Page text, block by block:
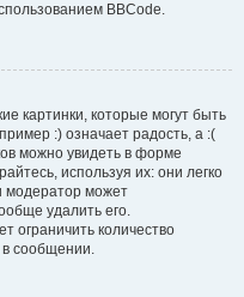
BBCode.
картинки, которые могут быть
:) означает радость, а :(
можно увидеть в форме
используя их: они легко
модератор может
удалить его.
ограничить количество
в сообщении.